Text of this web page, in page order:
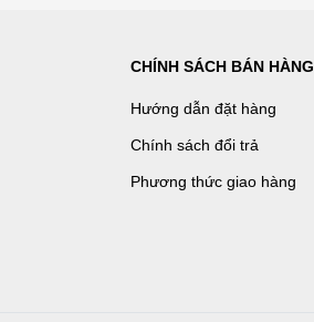
CHÍNH SÁCH BÁN HÀNG
Hướng dẫn đặt hàng
Chính sách đổi trả
Phương thức giao hàng